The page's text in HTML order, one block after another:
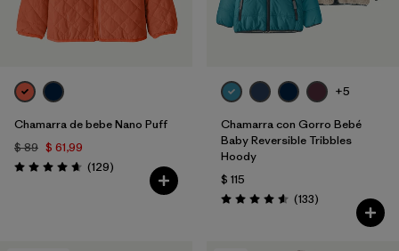
Chamarra de bebe Nano Puff
$ 89 $ 61,99
Valoración: 4.7 / 5
(129Comentarios
)
+5
Chamarra con Gorro Bebé
Baby Reversible Tribbles
Hoody
$ 115
Valoración: 4.6 / 5
(133Comentarios
)